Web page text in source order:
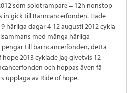
som solotrampare = 12h nonstop
in gick till Barncancerfonden. Hade
härliga dagar 4-12 augusti 2012 cykla
med många härliga
till barncancerfonden, detta
2013 cyklade jag givetvis 12
och hoppas även få
upplaga av Ride of hope.